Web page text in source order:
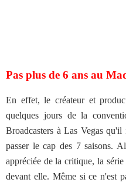
Pas plus de 6 ans au
En effet, le créateur et
quelques jours de la
Broadcasters à Las Vegas
passer le cap des 7 saisons.
appréciée de la critique, la
devant elle. Même si ce n'est